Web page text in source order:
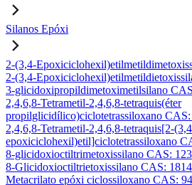
Silanos Epóxi
2-(3,4-
2-(3,4-
3-glicidoxipropildimetoximetilsilano
2,4,6,8-Tetrametil-2,4,6,8-tetraquis(éter
propilglicidílico)ciclotetrassiloxano
2,4,6,8-Tetrametil-2,4,6,8-tetraquis[2-
epoxiciclohexil)etil]ciclotetrassiloxano
8-glicidoxioctiltrimetoxissilano CAS:
8-Glicidoxioctiltrietoxissilano CAS:
Metacrilato epóxi ciclossiloxano CAS: